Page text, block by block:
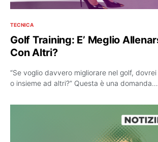
TECNICA
Golf Training: E’ Meglio
Con Altri?
“Se voglio davvero migliorare nel golf,
o insieme ad altri?” Questa è una domanda…